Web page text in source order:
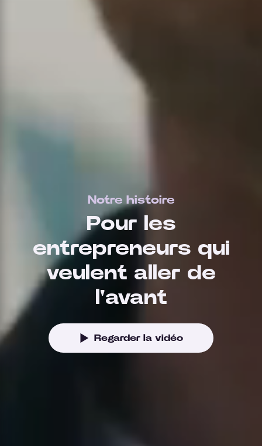
Notre histoire
Pour les
entrepreneurs qui
veulent aller de
l'avant
Regarder la vidéo